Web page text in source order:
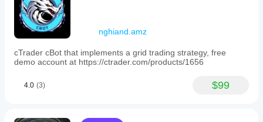
nghiand.amz
cTrader cBot that implements a grid trading strategy, free
demo account at https://ctrader.com/products/1656
4.0 (3) $99